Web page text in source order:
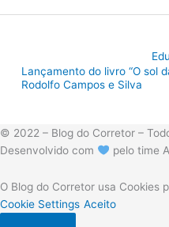
Lançamento do livro “O sol
Rodolfo Campos e Silva
© 2022 – Blog do Corretor –
Desenvolvido com
pelo time
O Blog do Corretor usa Cookies
Cookie Settings Aceito